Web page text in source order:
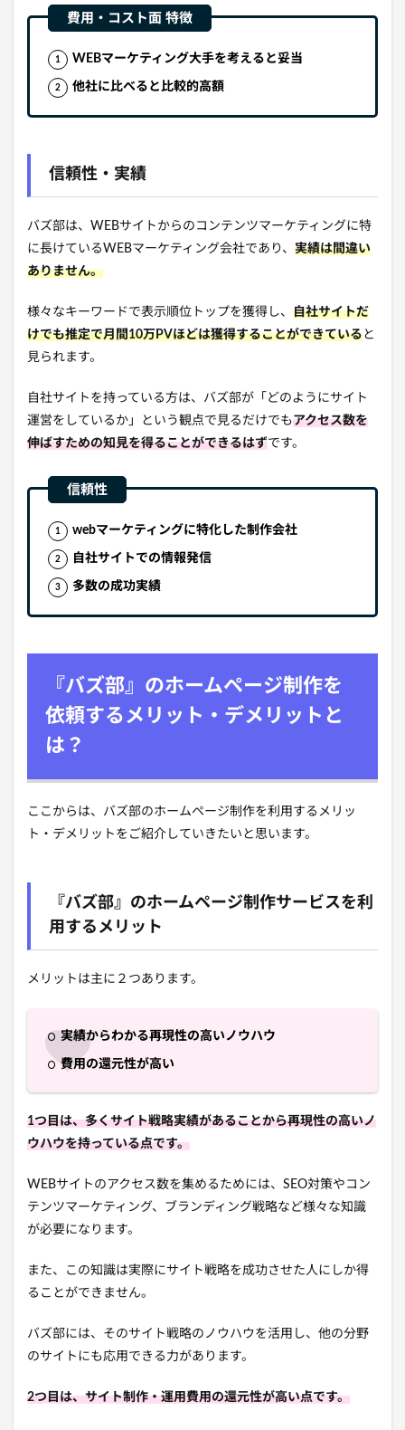
WEBマーケティング大手を考えると妥当
他社に比べると比較的高額
信頼性・実績
バズ部は、WEBサイトからのコンテンツマーケティングに特
に長けているWEBマーケティング会社であり、 実績は間違い
ありません。
様々なキーワードで表示順位トップを獲得し、 自社サイトだ
けでも推定で月間10万PVほどは獲得することができていると
見られます。
自社サイトを持っている方は、バズ部が「どのようにサイト
運営をしているか」という観点で見るだけでもアクセス数を
伸ばすための知見を得ることができるはずです。
webマーケティングに特化した制作会社
自社サイトでの情報発信
多数の成功実績
『バズ部』のホームページ制作を
依頼するメリット・デメリットと
は？
ここからは、バズ部のホームページ制作を利用するメリッ
ト・デメリットをご紹介していきたいと思います。
『バズ部』のホームページ制作サービスを利
用するメリット
メリットは主に２つあります。
実績からわかる再現性の高いノウハウ
費用の還元性が高い
1つ目は、多くサイト戦略実績があることから再現性の高いノ
ウハウを持っている点です。
WEBサイトのアクセス数を集めるためには、SEO対策やコン
テンツマーケティング、ブランディング戦略など様々な知識
が必要になります。
また、この知識は実際にサイト戦略を成功させた人にしか得
ることができません。
バズ部には、そのサイト戦略のノウハウを活用し、他の分野
のサイトにも応用できる力があります。
2つ目は、サイト制作・運用費用の還元性が高い点です。